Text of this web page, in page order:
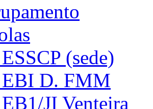
ESSCP (sede)
EBI D. FMM
EB1/JI Venteira